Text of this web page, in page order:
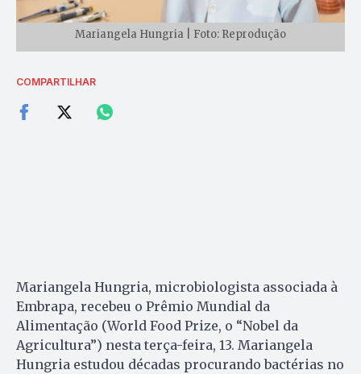
Mariangela Hungria | Foto: Reprodução
COMPARTILHAR
Mariangela Hungria, microbiologista associada à
Embrapa, recebeu o Prêmio Mundial da
Alimentação (World Food Prize, o “Nobel da
Agricultura”) nesta terça-feira, 13. Mariangela
Hungria estudou décadas procurando bactérias no